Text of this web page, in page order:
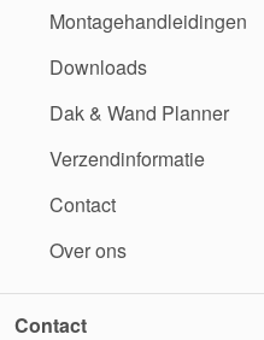
Montagehandleidingen
Downloads
Dak & Wand Planner
Verzendinformatie
Contact
Over ons
Contact